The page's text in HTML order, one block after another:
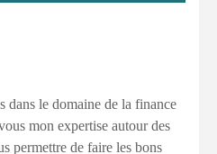
dans le domaine de la finance
mon expertise autour des
permettre de faire les bons